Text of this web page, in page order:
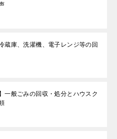
蔵庫、洗濯機、電子レンジ等の回
一般ごみの回収・処分とハウスク